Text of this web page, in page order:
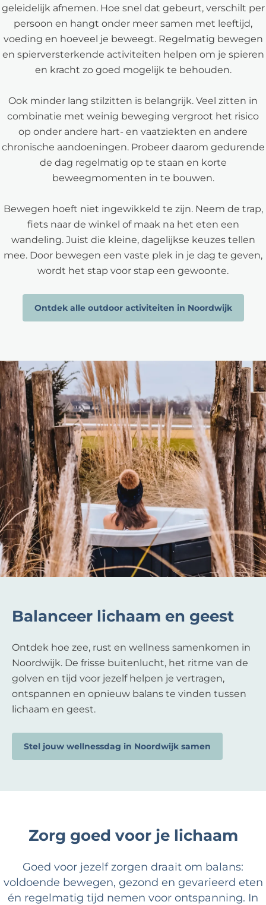
geleidelijk afnemen. Hoe snel dat gebeurt, verschilt per
persoon en hangt onder meer samen met leeftijd,
voeding en hoeveel je beweegt. Regelmatig bewegen
en spierversterkende activiteiten helpen om je spieren
en kracht zo goed mogelijk te behouden.
Ook minder lang stilzitten is belangrijk. Veel zitten in
combinatie met weinig beweging vergroot het risico
op onder andere hart- en vaatziekten en andere
chronische aandoeningen. Probeer daarom gedurende
de dag regelmatig op te staan en korte
beweegmomenten in te bouwen.
Bewegen hoeft niet ingewikkeld te zijn. Neem de trap,
fiets naar de winkel of maak na het eten een
wandeling. Juist die kleine, dagelijkse keuzes tellen
mee. Door bewegen een vaste plek in je dag te geven,
wordt het stap voor stap een gewoonte.
Ontdek alle outdoor activiteiten in Noordwijk
Balanceer lichaam en geest
Ontdek hoe zee, rust en wellness samenkomen in
Noordwijk. De frisse buitenlucht, het ritme van de
golven en tijd voor jezelf helpen je vertragen,
ontspannen en opnieuw balans te vinden tussen
lichaam en geest.
Stel jouw wellnessdag in Noordwijk samen
Zorg goed voor je lichaam
Goed voor jezelf zorgen draait om balans:
voldoende bewegen, gezond en gevarieerd eten
én regelmatig tijd nemen voor ontspanning. In